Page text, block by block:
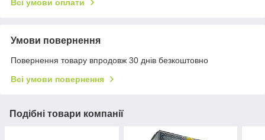
Всі умови оплати
Умови повернення
Повернення товару впродовж 30 днів безкоштовно
Всі умови повернення
Подібні товари компанії